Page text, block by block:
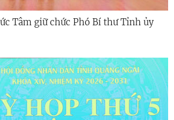
Tâm giữ chức Phó Bí thư Tỉnh ủy